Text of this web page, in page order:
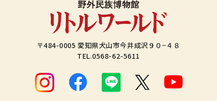
〒484-0005 愛知県犬山市今井成沢９０−４８
TEL.0568-62-5611